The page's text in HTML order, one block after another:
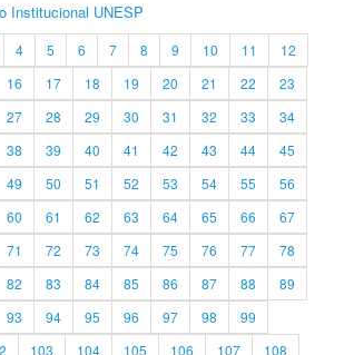
Institucional UNESP
4 5 6 7 8 9 10 11
12
16 17 18 19 20 21 22
23
27 28 29 30 31 32 33
34
38 39 40 41 42 43 44
45
49 50 51 52 53 54 55
56
60 61 62 63 64 65 66
67
71 72 73 74 75 76 77
78
82 83 84 85 86 87 88
89
93 94 95 96 97 98
99
103 104 105 106 107
108